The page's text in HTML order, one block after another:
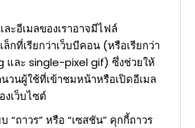
ะอีเมลของเราอาจมีไฟล์
กที่เรียกว่าเว็บบีคอน (หรือเรียกว่า
และ single-pixel gif) ซึ่งช่วยให้
วนผู้ใช้ที่เข้าชมหน้าหรือเปิดอีเมล
งเว็บไซต์
“ถาวร” หรือ “เซสชัน” คุกกี้ถาวร